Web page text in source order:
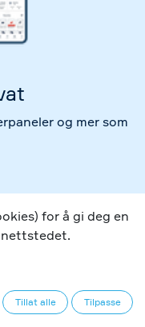
og mer som
for å gi deg en
nettstedet.
Tillat alle Tilpasse